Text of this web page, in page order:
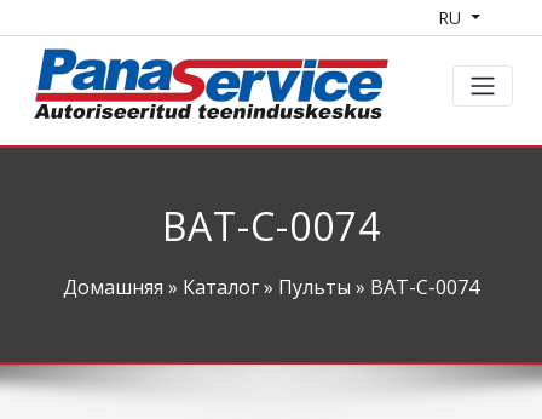
RU
BAT-C-0074
Домашняя » Каталог» Пульты » BAT-C-0074